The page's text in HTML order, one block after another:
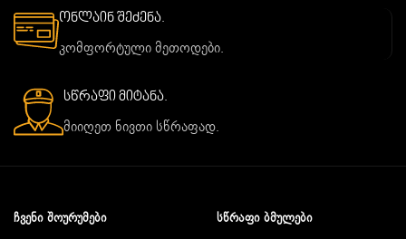
ონლაინ შეძენა.
კომფორტული მეთოდები.
სწრაფი მიტანა.
მიიღეთ ნივთი სწრაფად.
ᲩᲕᲔᲜᲘ ᲨᲝᲣᲠᲣᲛᲔᲑᲘ
ᲡᲬᲠᲐᲤᲘ ᲑᲛᲣᲚᲔᲑᲘ